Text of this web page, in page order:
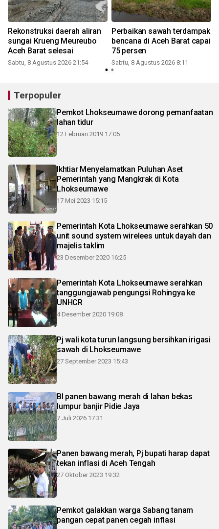
Rekonstruksi daerah aliran
sungai Krueng Meureubo
Aceh Barat selesai
Sabtu, 8 Agustus 2026 21:54
Perbaikan sawah terdampak
bencana di Aceh Barat capai
75 persen
Sabtu, 8 Agustus 2026 8:11
Terpopuler
Pemkot Lhokseumawe dorong pemanfaatan
lahan tidur
12 Februari 2019 17:05
Ikhtiar Menyelamatkan Puluhan Aset
Pemerintah yang Mangkrak di Kota
Lhokseumawe
17 Mei 2023 15:15
Pemerintah Kota Lhokseumawe serahkan 50
unit sound system wirelees untuk dayah dan
majelis taklim
23 Desember 2020 16:25
Pemerintah Kota Lhokseumawe serahkan
tanggungjawab pengungsi Rohingya ke
UNHCR
4 Desember 2020 19:08
Pj wali kota turun langsung bersihkan irigasi
sawah di Lhokseumawe
27 September 2023 15:43
BI panen bawang merah di lahan bekas
lumpur banjir Pidie Jaya
7 Juli 2026 17:31
Panen bawang merah, Pj bupati harap dapat
tekan inflasi di Aceh Tengah
27 Oktober 2023 19:32
Pemkot galakkan warga Sabang tanam
pangan cepat panen cegah inflasi